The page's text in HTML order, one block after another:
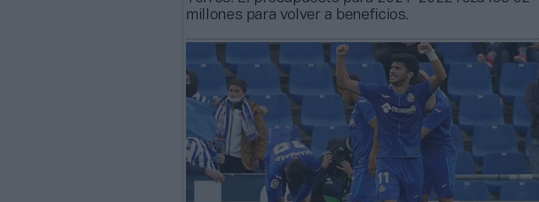
millones para volver a beneficios.